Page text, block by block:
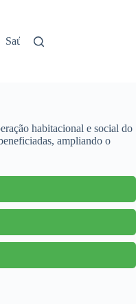
Saúde e Assistência
habitacional e social do
ampliando o